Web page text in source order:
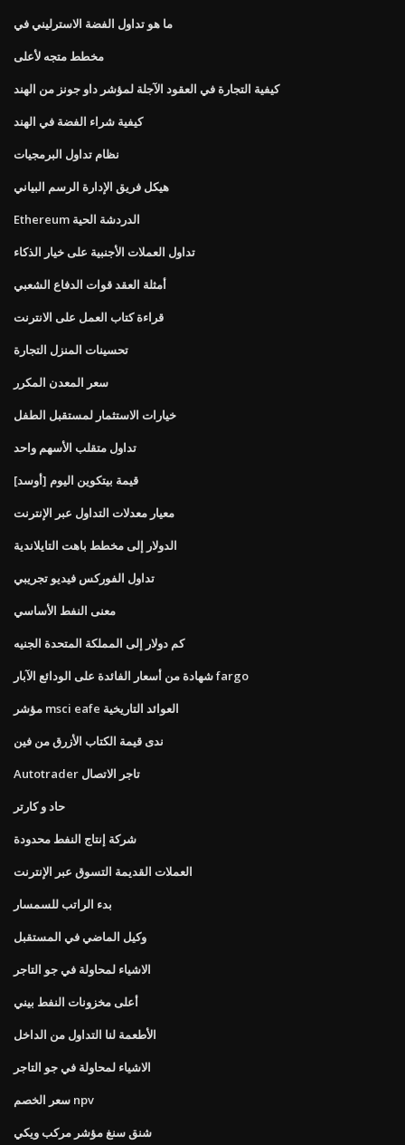
ما هو تداول الفضة الاسترليني في
مخطط متجه لأعلى
كيفية التجارة في العقود الآجلة لمؤشر داو جونز من الهند
كيفية شراء الفضة في الهند
نظام تداول البرمجيات
هيكل فريق الإدارة الرسم البياني
Ethereum الدردشة الحية
تداول العملات الأجنبية على خيار الذكاء
أمثلة العقد قوات الدفاع الشعبي
قراءة كتاب العمل على الانترنت
تحسينات المنزل التجارة
سعر المعدن المكرر
خيارات الاستثمار لمستقبل الطفل
تداول متقلب الأسهم واحد
قيمة بيتكوين اليوم [أوسد]
معيار معدلات التداول عبر الإنترنت
الدولار إلى مخطط باهت التايلاندية
تداول الفوركس فيديو تجريبي
معنى النفط الأساسي
كم دولار إلى المملكة المتحدة الجنيه
شهادة من أسعار الفائدة على الودائع الآبار fargo
مؤشر msci eafe العوائد التاريخية
ندى قيمة الكتاب الأزرق من فين
Autotrader تاجر الاتصال
حاد و كارتر
شركة إنتاج النفط محدودة
العملات القديمة التسوق عبر الإنترنت
بدء الراتب للسمسار
وكيل الماضي في المستقبل
الاشياء لمحاولة في جو التاجر
أعلى مخزونات النفط بيني
الأطعمة لنا التداول من الداخل
الاشياء لمحاولة في جو التاجر
سعر الخصم npv
شنق سنغ مؤشر مركب ويكي